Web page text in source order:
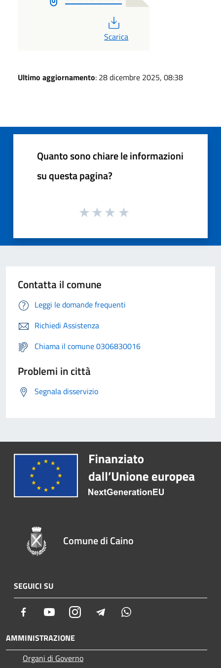
PDF
Scarica
Ultimo aggiornamento: 28 dicembre 2025, 08:38
Quanto sono chiare le informazioni
su questa pagina?
Contatta il comune
Leggi le domande frequenti
Richiedi Assistenza
Chiama il comune 0306830016
Problemi in città
Segnala disservizio
Comune di Caino
SEGUICI SU
Facebook YoutubeInstagram Telegram
AMMINISTRAZIONE
Organi di Governo